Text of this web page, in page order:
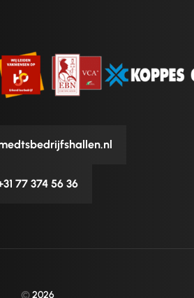
77 374 56 36
©2026